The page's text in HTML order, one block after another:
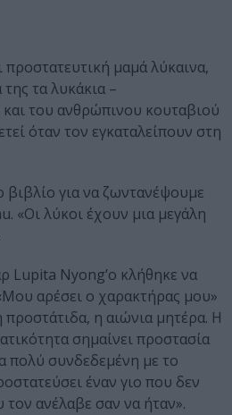
μαμά λύκαινα,
της τα λυκάκια –
του ανθρώπινου κουταβιού
όταν τον εγκαταλείπουν στη
για να ζωντανέψουμε
«Οι λύκοι έχουν μια μεγάλη
Lupita Nyong’o κλήθηκε να
αρέσει ο χαρακτήρας μου»
προστάτιδα, η αιώνια μητέρα. Η
σημαίνει προστασία
πολύ συνδεδεμένη με το
έναν γιο που δεν
τον ανέλαβε σαν να ήταν».